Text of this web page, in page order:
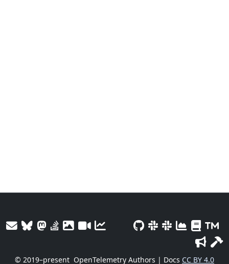
© 2019–present OpenTelemetry Authors | Docs CC BY 4.0